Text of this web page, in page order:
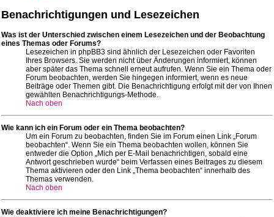
Benachrichtigungen und Lesezeichen
Was ist der Unterschied zwischen einem Lesezeichen und der Beobachtung
eines Themas oder Forums?
Lesezeichen in phpBB3 sind ähnlich der Lesezeichen oder Favoriten
Ihres Browsers. Sie werden nicht über Änderungen informiert, können
aber später das Thema schnell erneut aufrufen. Wenn Sie ein Thema oder
Forum beobachten, werden Sie hingegen informiert, wenn es neue
Beiträge oder Themen gibt. Die Benachrichtigung erfolgt mit der von Ihnen
gewählten Benachrichtigungs-Methode.
Nach oben
Wie kann ich ein Forum oder ein Thema beobachten?
Um ein Forum zu beobachten, finden Sie im Forum einen Link „Forum
beobachten“. Wenn Sie ein Thema beobachten wollen, können Sie
entweder die Option „Mich per E-Mail benachrichtigen, sobald eine
Antwort geschrieben wurde“ beim Verfassen eines Beitrages zu diesem
Thema aktivieren oder den Link „Thema beobachten“ innerhalb des
Themas verwenden.
Nach oben
Wie deaktiviere ich meine Benachrichtigungen?